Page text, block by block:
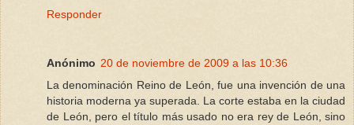
Responder
Anónimo 20 de noviembre de 2009 a las 10:36
La denominación Reino de León, fue una invención de una
historia moderna ya superada. La corte estaba en la ciudad
de León, pero el título más usado no era rey de León, sino